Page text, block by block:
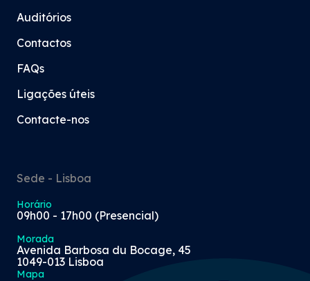
Auditórios
Contactos
FAQs
Ligações úteis
Contacte-nos
Sede - Lisboa
Horário
09h00 - 17h00 (Presencial)
Morada
Avenida Barbosa du Bocage, 45
1049-013 Lisboa
Mapa